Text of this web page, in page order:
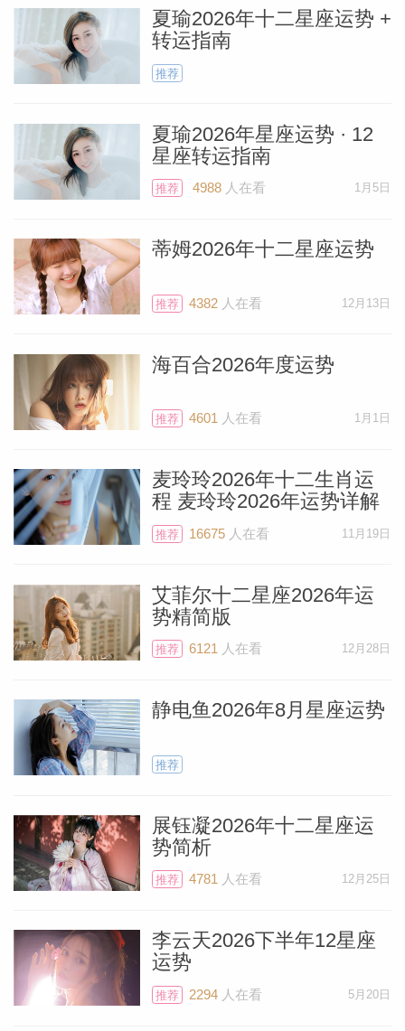
料简介
夏瑜2026年十二星座运势 +
转运指南
推荐
夏瑜2026年星座运势 · 12
星座转运指南
推荐 4988人在看 1月5日
蒂姆2026年十二星座运势
推荐 4382人在看 12月13日
海百合2026年度运势
推荐 4601 人在看 1月1日
麦玲玲2026年十二生肖运
程 麦玲玲2026年运势详解
推荐 16675人在看 11月19日
艾菲尔十二星座2026年运
势精简版
推荐 6121 人在看 12月28日
静电鱼2026年8月星座运势
推荐
展钰凝2026年十二星座运
势简析
推荐 4781人在看 12月25日
李云天2026下半年12星座
运势
推荐 2294人在看 5月20日